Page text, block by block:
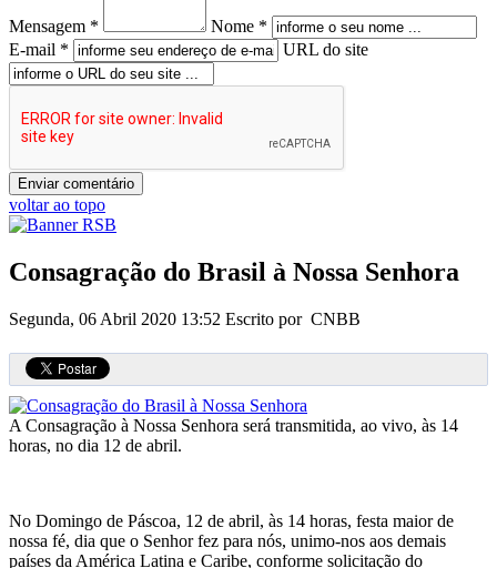
Mensagem *
Nome *
E-mail *
URL do site
voltar ao topo
Consagração do Brasil à Nossa Senhora
Segunda, 06 Abril 2020 13:52 Escrito por CNBB
A Consagração à Nossa Senhora será transmitida, ao vivo, às 14
horas, no dia 12 de abril.
No Domingo de Páscoa, 12 de abril, às 14 horas, festa maior de
nossa fé, dia que o Senhor fez para nós, unimo-nos aos demais
países da América Latina e Caribe, conforme solicitação do